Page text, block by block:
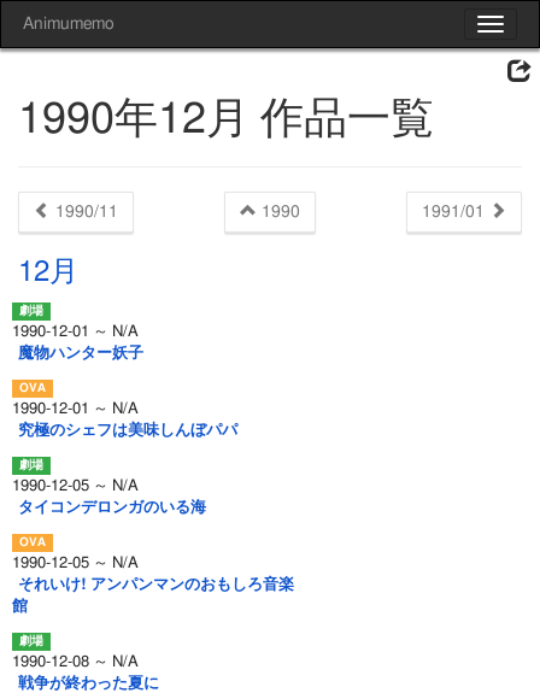
Toggle
Animumemo
1990年12月 作品一覧
1990/11 1990 1991/01
12月
1990-12-01 ～ N/A
魔物ハンター妖子
1990-12-01 ～ N/A
究極のシェフは美味しんぼパパ
1990-12-05 ～ N/A
タイコンデロンガのいる海
1990-12-05 ～ N/A
それいけ! アンパンマンのおもしろ音楽
館
1990-12-08 ～ N/A
戦争が終わった夏に